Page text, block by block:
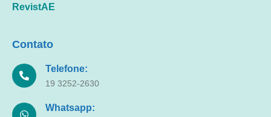
RevistAE
Contato
Telefone:
19 3252-2630
Whatsapp: